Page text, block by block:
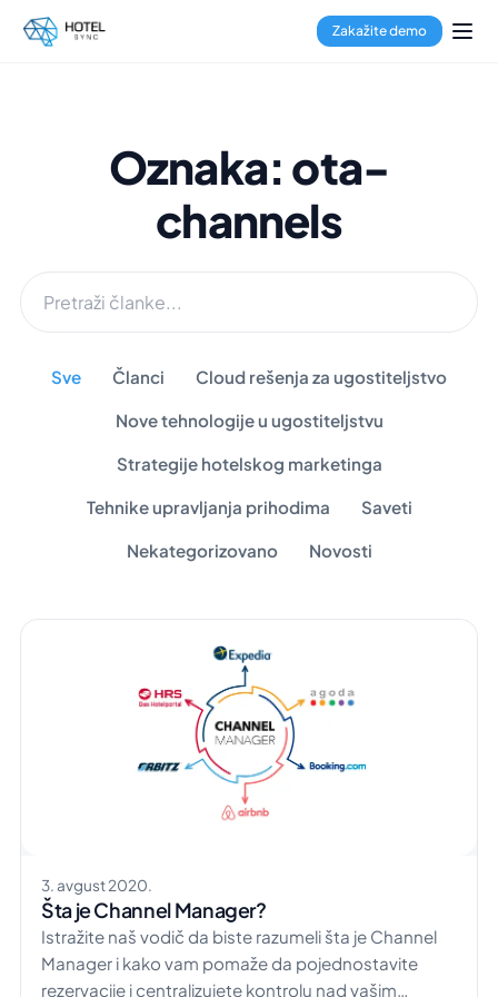
Zakažite demo
Oznaka: ota-
channels
Sve Članci Cloud rešenja za ugostiteljstvo
Nove tehnologije u ugostiteljstvu
Strategije hotelskog marketinga
Tehnike upravljanja prihodima Saveti
Nekategorizovano Novosti
3. avgust 2020.
Šta je Channel Manager?
Istražite naš vodič da biste razumeli šta je Channel
Manager i kako vam pomaže da pojednostavite
rezervacije i centralizujete kontrolu nad vašim